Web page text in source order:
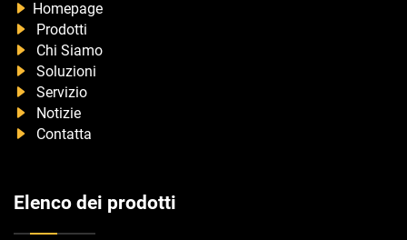
Homepage
Prodotti
Chi Siamo
Soluzioni
Servizio
Notizie
Contatta
Elenco dei prodotti